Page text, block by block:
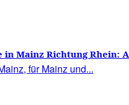
in Mainz Richtung Rhein:
– Haben die Mainzer